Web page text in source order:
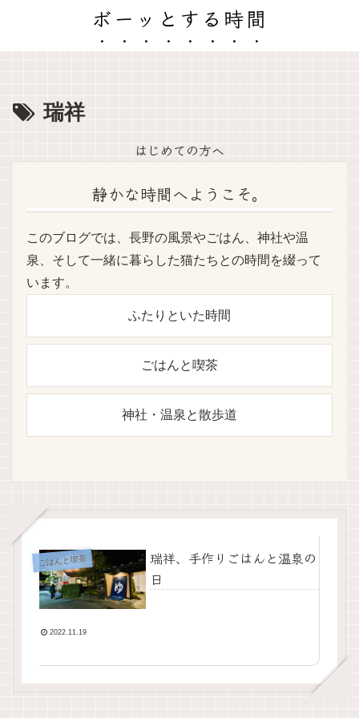
ボーッとする時間
瑞祥
はじめての方へ
静かな時間へようこそ。
このブログでは、長野の風景やごはん、神社や温
泉、そして一緒に暮らした猫たちとの時間を綴って
います。
ふたりといた時間
ごはんと喫茶
神社・温泉と散歩道
ごはんと喫茶
瑞祥、手作りごはんと温泉の
日
2022.11.19